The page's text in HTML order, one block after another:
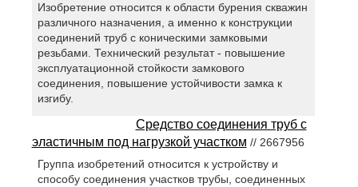
Изобретение относится к области бурения скважин
различного назначения, а именно к конструкции
соединений труб с коническими замковыми
резьбами. Технический результат - повышение
эксплуатационной стойкости замкового
соединения, повышение устойчивости замка к
изгибу.
Средство соединения труб с
эластичным под нагрузкой участком // 2667956
Группа изобретений относится к устройству и
способу соединения участков трубы, соединенных